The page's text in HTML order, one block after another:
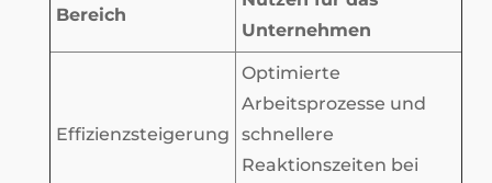
Bereich
Unternehmen
Effizienzsteigerung
Optimierte
Arbeitsprozesse und
schnellere
Reaktionszeiten bei